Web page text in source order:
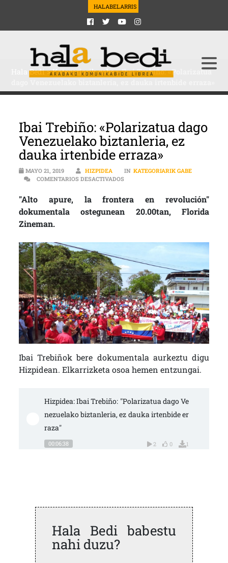
HALABELARRIS
Hala Bedi>Kategoriarik gabe>Ibai Trebiño: «Polarizatua
Ibai Trebiño: «Polarizatua dago
Venezuelako biztanleria, ez
dauka irtenbide erraza»
MAYO 21, 2019 HIZPIDEA IN KATEGORIARIK GABE
COMENTARIOS DESACTIVADOSEN IBAI TREBIÑO: «POLARIZATUA
"Alto apure, la frontera en revolución"
dokumentala ostegunean 20.00tan, Florida
Zineman.
Ibai Trebiñok bere dokumentala aurkeztu digu
Hizpidean. Elkarrizketa osoa hemen entzungai.
Hizpidea: Ibai Trebiño: "Polarizatua dago Ve
nezuelako biztanleria, ez dauka irtenbide er
raza"
00:06:38 2 0 1
Hala Bedi babestu
nahi duzu?